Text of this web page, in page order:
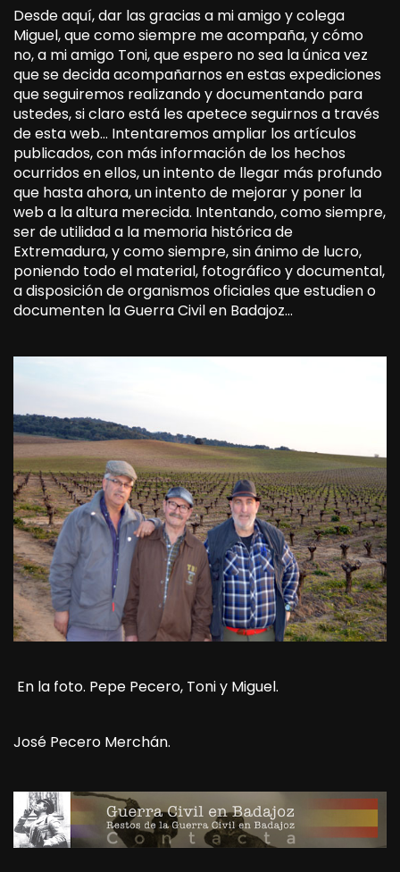
Desde aquí, dar las gracias a mi amigo y colega
Miguel, que como siempre me acompaña, y cómo
no, a mi amigo Toni, que espero no sea la única vez
que se decida acompañarnos en estas expediciones
que seguiremos realizando y documentando para
ustedes, si claro está les apetece seguirnos a través
de esta web… Intentaremos ampliar los artículos
publicados, con más información de los hechos
ocurridos en ellos, un intento de llegar más profundo
que hasta ahora, un intento de mejorar y poner la
web a la altura merecida. Intentando, como siempre,
ser de utilidad a la memoria histórica de
Extremadura, y como siempre, sin ánimo de lucro,
poniendo todo el material, fotográfico y documental,
a disposición de organismos oficiales que estudien o
documenten la Guerra Civil en Badajoz…
En la foto. Pepe Pecero, Toni y Miguel.
José Pecero Merchán.